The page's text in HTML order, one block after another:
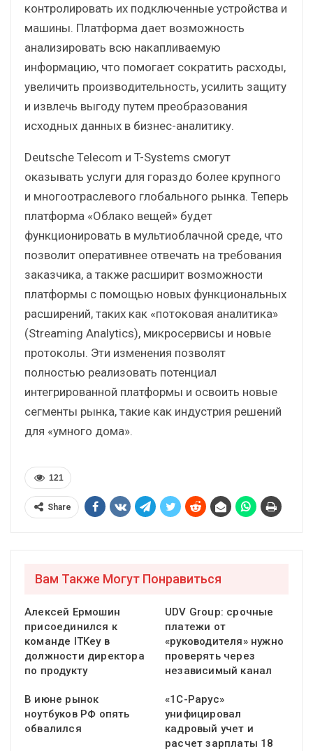
контролировать их подключенные устройства и
машины. Платформа дает возможность
анализировать всю накапливаемую
информацию, что помогает сократить расходы,
увеличить производительность, усилить защиту
и извлечь выгоду путем преобразования
исходных данных в бизнес-аналитику.
Deutsche Telecom и T-Systems смогут
оказывать услуги для гораздо более крупного
и многоотраслевого глобального рынка. Теперь
платформа «Облако вещей» будет
функционировать в мультиоблачной среде, что
позволит оперативнее отвечать на требования
заказчика, а также расширит возможности
платформы с помощью новых функциональных
расширений, таких как «потоковая аналитика»
(Streaming Analytics), микросервисы и новые
протоколы. Эти изменения позволят
полностью реализовать потенциал
интегрированной платформы и освоить новые
сегменты рынка, такие как индустрия решений
для «умного дома».
121
Share
Вам Также Могут Понравиться
Алексей Ермошин
присоединился к
команде ITKey в
должности директора
по продукту
UDV Group: срочные
платежи от
«руководителя» нужно
проверять через
независимый канал
В июне рынок
ноутбуков РФ опять
обвалился
«1С-Рарус»
унифицировал
кадровый учет и
расчет зарплаты 18